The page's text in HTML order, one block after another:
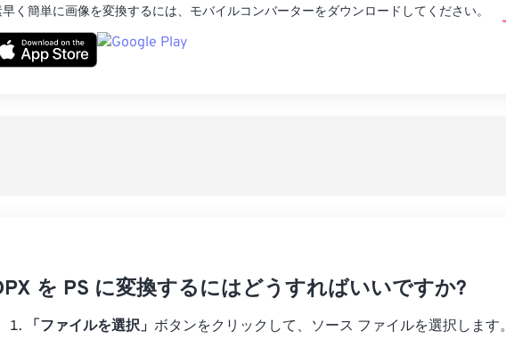
早く簡単に画像を変換するには、モバイルコンバーターをダウンロードしてください。
を PS に変換するにはどうすればいいですか?
「ファイルを選択」 ボタンをクリックして、ソース ファイルを選択します。